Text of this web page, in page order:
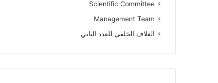
Scientific Committee
Management Team
الغلاف الخلفي للعدد الثاني